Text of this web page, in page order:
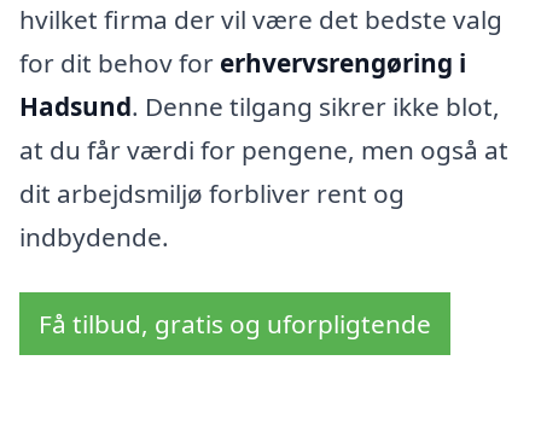
hvilket firma der vil være det bedste valg
for dit behov for erhvervsrengøring i
Hadsund. Denne tilgang sikrer ikke blot,
at du får værdi for pengene, men også at
dit arbejdsmiljø forbliver rent og
indbydende.
Få tilbud, gratis og uforpligtende